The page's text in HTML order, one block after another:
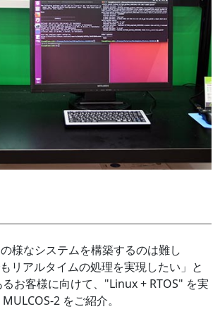
の様なシステムを構築するのは難し
リアルタイムの処理を実現したい」と
お客様に向けて、"Linux + RTOS" を実
2 をご紹介。